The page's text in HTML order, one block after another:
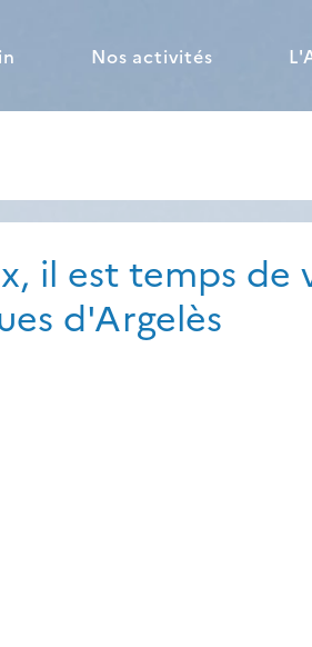
Nos activités
il est temps de
d'Argelès